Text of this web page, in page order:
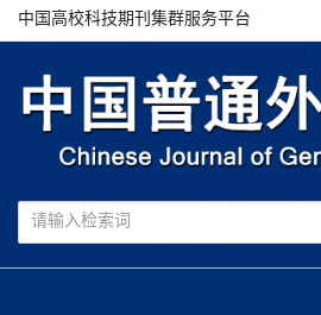
中国高校科技期刊集群服务平台